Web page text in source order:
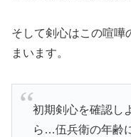
そして剣心はこの喧嘩
まいます。
初期剣心を確認し
ら…伍兵衛の年齢